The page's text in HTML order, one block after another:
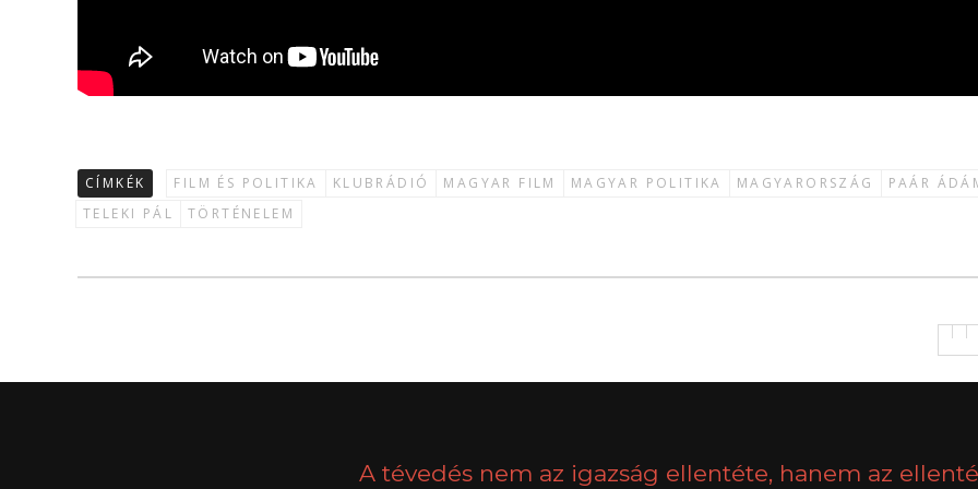
CÍMKÉK FILM ÉS POLITIKA KLUBRÁDIÓ MAGYAR FILM MAGYAR POLITIKA MAGYARORSZÁG
PAÁR
TELEKI PÁL
TÖRTÉNELEM
A tévedés nem az igazság ellentéte, hanem az